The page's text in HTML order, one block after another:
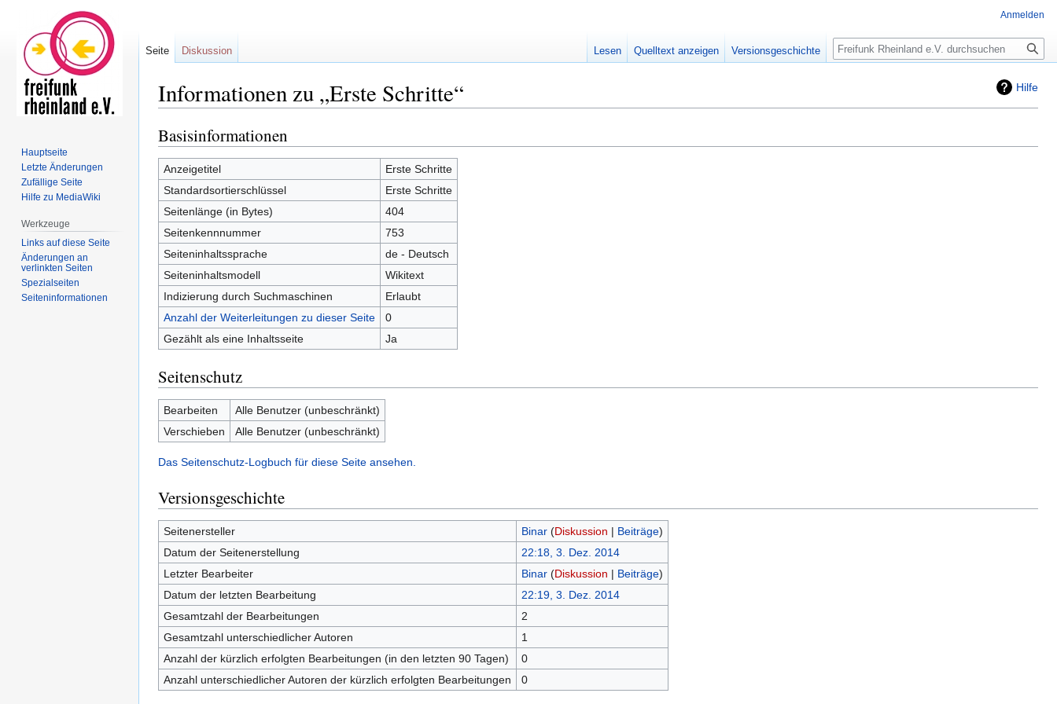
Hilfe
Informationen zu „Erste Schritte“
Zur
Navigation
springen
Zur
Suche
springen
Basisinformationen
Anzeigetitel
Erste Schritte
Standardsortierschlüssel
Erste Schritte
Seitenlänge (in Bytes)
404
Seitenkennnummer
753
Seiteninhaltssprache
de - Deutsch
Seiteninhaltsmodell
Wikitext
Indizierung durch Suchmaschinen
Erlaubt
Anzahl der Weiterleitungen zu dieser Seite
0
Gezählt als eine Inhaltsseite
Ja
Seitenschutz
Bearbeiten
Alle Benutzer (unbeschränkt)
Verschieben
Alle Benutzer (unbeschränkt)
Das Seitenschutz-Logbuch für diese Seite ansehen.
Versionsgeschichte
Seitenersteller Binar (Diskussion | Beiträge)
Datum der Seitenerstellung
22:18, 3. Dez. 2014
Letzter Bearbeiter
Binar (Diskussion | Beiträge)
Datum der letzten Bearbeitung
22:19, 3. Dez. 2014
Gesamtzahl der Bearbeitungen
2
Gesamtzahl unterschiedlicher Autoren
1
Anzahl der kürzlich erfolgten Bearbeitungen (in den letzten 90 Tagen)
0
Anzahl unterschiedlicher Autoren der kürzlich erfolgten Bearbeitungen
0
Anmelden
Seite Diskussion Lesen Quelltext anzeigen Versionsgeschichte Suche
Hauptseite
Letzte Änderungen
Zufällige Seite
Hilfe zu MediaWiki
Werkzeuge
Links auf diese Seite
Änderungen an
verlinkten Seiten
Spezialseiten
Seiten­informationen